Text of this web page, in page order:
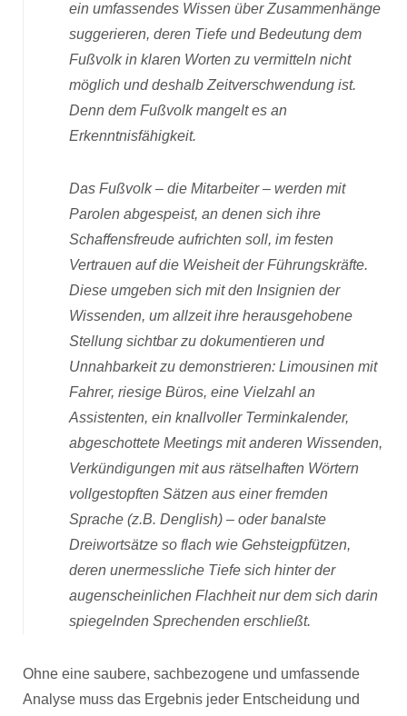
ein umfassendes Wissen über Zusammenhänge
suggerieren, deren Tiefe und Bedeutung dem
Fußvolk in klaren Worten zu vermitteln nicht
möglich und deshalb Zeitverschwendung ist.
Denn dem Fußvolk mangelt es an
Erkenntnisfähigkeit.
Das Fußvolk – die Mitarbeiter – werden mit
Parolen abgespeist, an denen sich ihre
Schaffensfreude aufrichten soll, im festen
Vertrauen auf die Weisheit der Führungskräfte.
Diese umgeben sich mit den Insignien der
Wissenden, um allzeit ihre herausgehobene
Stellung sichtbar zu dokumentieren und
Unnahbarkeit zu demonstrieren: Limousinen mit
Fahrer, riesige Büros, eine Vielzahl an
Assistenten, ein knallvoller Terminkalender,
abgeschottete Meetings mit anderen Wissenden,
Verkündigungen mit aus rätselhaften Wörtern
vollgestopften Sätzen aus einer fremden
Sprache (z.B. Denglish) – oder banalste
Dreiwortsätze so flach wie Gehsteigpfützen,
deren unermessliche Tiefe sich hinter der
augenscheinlichen Flachheit nur dem sich darin
spiegelnden Sprechenden erschließt.
Ohne eine saubere, sachbezogene und umfassende
Analyse muss das Ergebnis jeder Entscheidung und